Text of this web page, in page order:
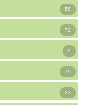
58
72
9
79
23